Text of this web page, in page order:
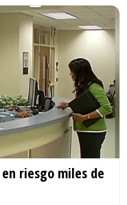
en riesgo miles de